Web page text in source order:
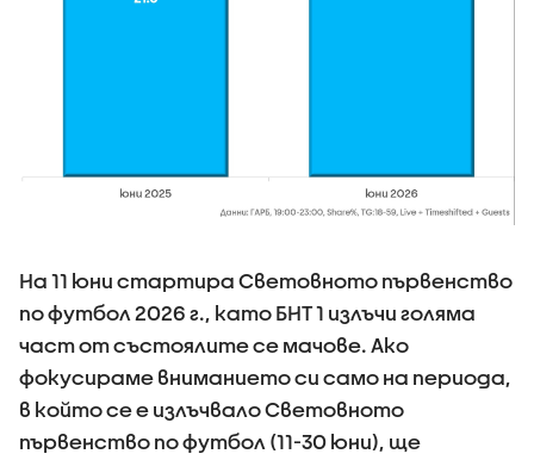
На 11 юни стартира Световното първенство
по футбол 2026 г., като БНТ 1 излъчи голяма
част от състоялите се мачове. Ако
фокусираме вниманието си само на периода,
в който се е излъчвало Световното
първенство по футбол (11-30 юни), ще